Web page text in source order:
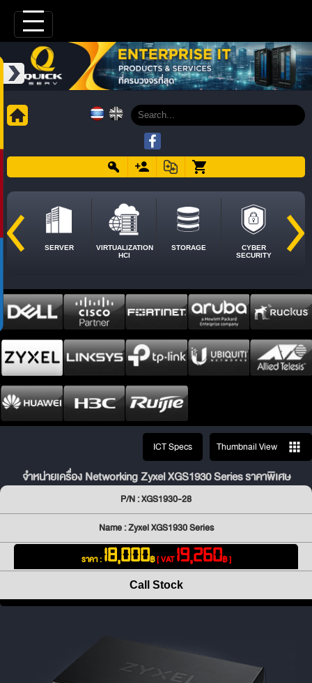
SERVER
VIRTUALIZATION
HCI
STORAGE
CYBER
SECURITY
ICT Specs Thumbnail View
จำหน่ายเครื่อง Networking Zyxel XGS1930 Series ราคาพิเศษ
P/N : XGS1930-28
Name : Zyxel XGS1930 Series
ราคา : 18,000฿[ VAT19,260฿ ]
Call Stock